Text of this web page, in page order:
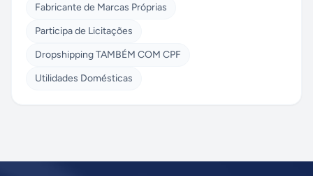
Fabricante de Marcas Próprias
Participa de Licitações
Dropshipping TAMBÉM COM CPF
Utilidades Domésticas